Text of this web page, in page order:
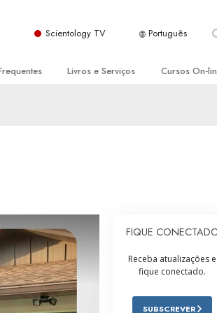
Scientology TV Português
de Scientology
Livros e Serviços
Introdutórias
Introdutórios
Cursos
Ajudas para Doenças e Ferimentos
Integridade e Honestidade
Casamento
A Escala de Tom Emocional
FIQUE
Receba atualizações e
fique conectado.
SUBSCREVER